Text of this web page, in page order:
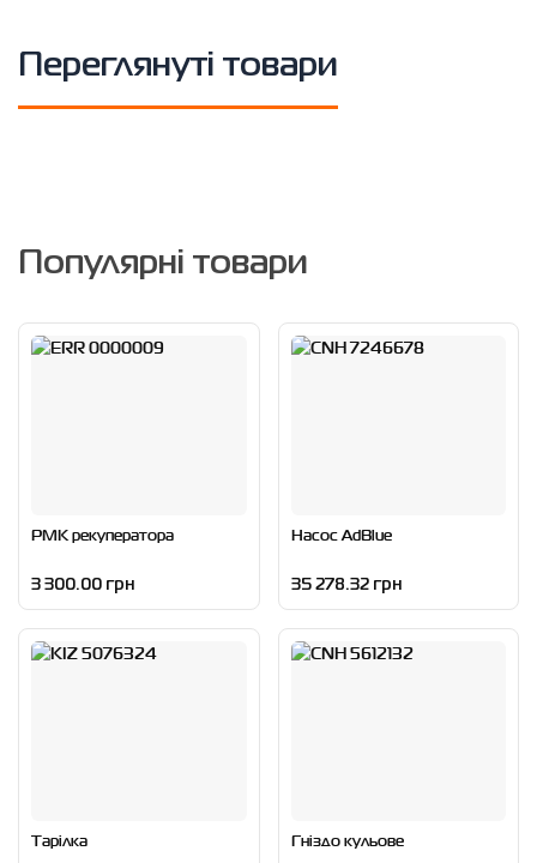
Переглянуті товари
Популярні товари
РМК рекуператора
3 300.00 грн
Насос AdBlue
35 278.32 грн
Тарілка Гніздо кульове